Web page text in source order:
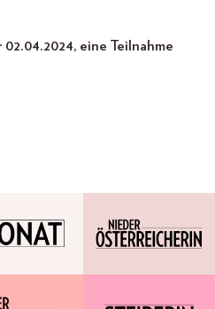
02.04.2024, eine Teilnahme